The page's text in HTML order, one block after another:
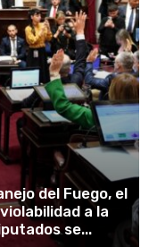
del Fuego, el
a la
se...